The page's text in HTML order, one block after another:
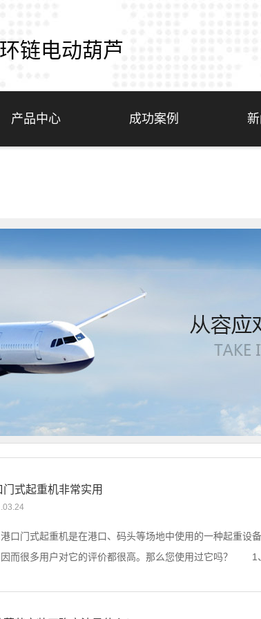
链电动葫芦
产品中心 成功案例
门式起重机非常实用
式起重机是在港口、码头等场地中使用的一种起重设备
而很多用户对它的评价都很高。那么您使用过它吗？ 1